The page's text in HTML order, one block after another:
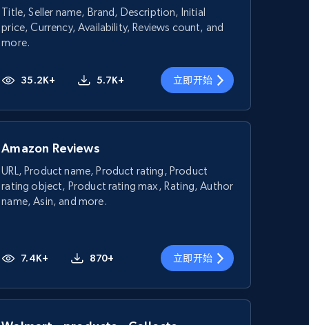
Title, Seller name, Brand, Description, Initial
price, Currency, Availability, Reviews count, and
more.
35.2K+ 5.7K+ 立即开始
Amazon Reviews
URL, Product name, Product rating, Product
rating object, Product rating max, Rating, Author
name, Asin, and more.
7.4K+ 870+ 立即开始